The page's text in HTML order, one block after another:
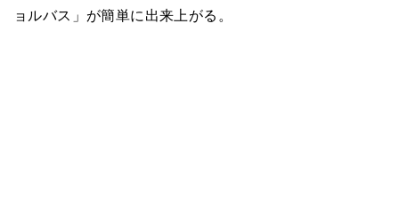
ョルバス」が簡単に出来上がる。